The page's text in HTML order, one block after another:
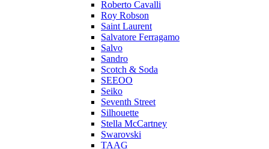
Roberto Cavalli
Roy Robson
Saint Laurent
Salvatore Ferragamo
Salvo
Sandro
Scotch & Soda
SEEOO
Seiko
Seventh Street
Silhouette
Stella McCartney
Swarovski
TAAG